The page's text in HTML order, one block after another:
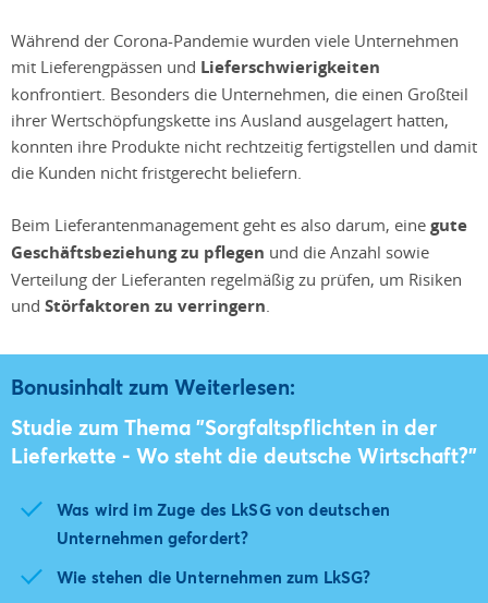
Während der Corona-Pandemie wurden viele Unternehmen
mit Lieferengpässen und Lieferschwierigkeiten
konfrontiert. Besonders die Unternehmen, die einen Großteil
ihrer Wertschöpfungskette ins Ausland ausgelagert hatten,
konnten ihre Produkte nicht rechtzeitig fertigstellen und damit
die Kunden nicht fristgerecht beliefern.
Beim Lieferantenmanagement geht es also darum, eine gute
Geschäftsbeziehung zu pflegen und die Anzahl sowie
Verteilung der Lieferanten regelmäßig zu prüfen, um Risiken
und Störfaktoren zu verringern
Bonusinhalt zum Weiterlesen:
Studie zum Thema "Sorgfaltspflichten in der
Lieferkette - Wo steht die deutsche Wirtschaft?"
Was wird im Zuge des LkSG von deutschen
Unternehmen gefordert?
Wie stehen die Unternehmen zum LkSG?